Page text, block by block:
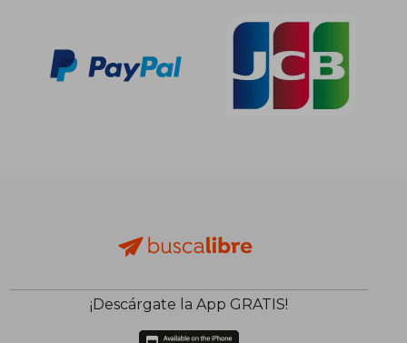
¡Descárgate la App GRATIS!